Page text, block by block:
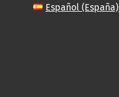
Español (España)